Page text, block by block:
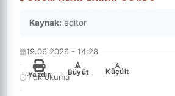
19.06.2026 - 14:28
·
1 dk okuma
·
Yazdır
+
Büyüt
-
Küçült
Kaynak: editor